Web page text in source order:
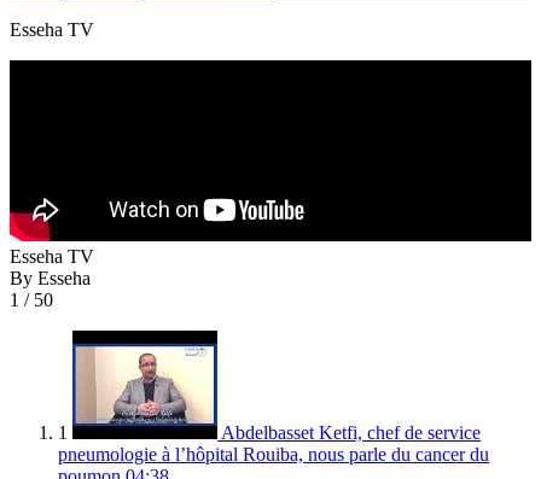
Esseha TV
Esseha TV
By Esseha
1 / 50
1
Abdelbasset Ketfi, chef de service
pneumologie à l’hôpital Rouiba, nous parle du cancer du